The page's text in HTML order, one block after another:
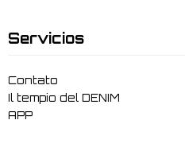
Servicios
Contato
Il tempio del DENIM
APP